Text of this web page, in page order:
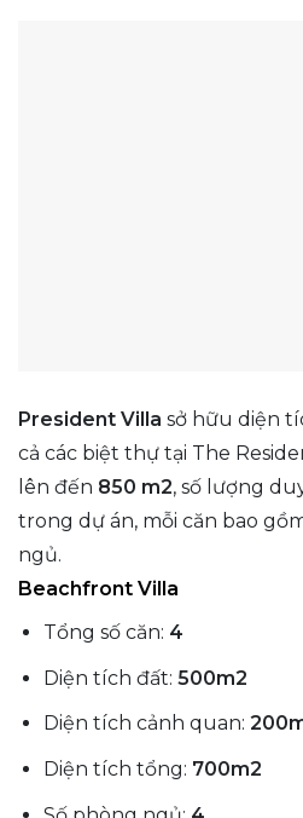
President Villa sở hữu diện
cả các biệt thự tại The
lên đến 850 m2, số lượng
trong dự án, mỗi căn bao
ngủ.
Beachfront Villa
Tổng số căn: 4
Diện tích đất: 500m2
Diện tích cảnh quan:
Diện tích tổng: 700m2